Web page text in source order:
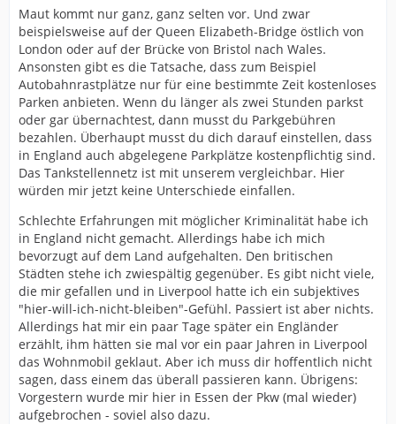
Maut kommt nur ganz, ganz selten vor. Und zwar
beispielsweise auf der Queen Elizabeth-Bridge östlich von
London oder auf der Brücke von Bristol nach Wales.
Ansonsten gibt es die Tatsache, dass zum Beispiel
Autobahnrastplätze nur für eine bestimmte Zeit kostenloses
Parken anbieten. Wenn du länger als zwei Stunden parkst
oder gar übernachtest, dann musst du Parkgebühren
bezahlen. Überhaupt musst du dich darauf einstellen, dass
in England auch abgelegene Parkplätze kostenpflichtig sind.
Das Tankstellennetz ist mit unserem vergleichbar. Hier
würden mir jetzt keine Unterschiede einfallen.
Schlechte Erfahrungen mit möglicher Kriminalität habe ich
in England nicht gemacht. Allerdings habe ich mich
bevorzugt auf dem Land aufgehalten. Den britischen
Städten stehe ich zwiespältig gegenüber. Es gibt nicht viele,
die mir gefallen und in Liverpool hatte ich ein subjektives
"hier-will-ich-nicht-bleiben"-Gefühl. Passiert ist aber nichts.
Allerdings hat mir ein paar Tage später ein Engländer
erzählt, ihm hätten sie mal vor ein paar Jahren in Liverpool
das Wohnmobil geklaut. Aber ich muss dir hoffentlich nicht
sagen, dass einem das überall passieren kann. Übrigens:
Vorgestern wurde mir hier in Essen der Pkw (mal wieder)
aufgebrochen - soviel also dazu.